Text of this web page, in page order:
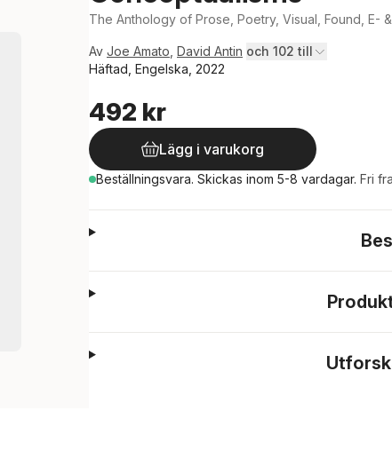
The Anthology of Prose, Poetry, Visual, Found, E-
Av Joe Amato David Antin och 102 till
Häftad, Engelska, 2022
492 kr
Lägg i varukorg
Beställningsvara. Skickas inom 5-8 vardagar. Fri